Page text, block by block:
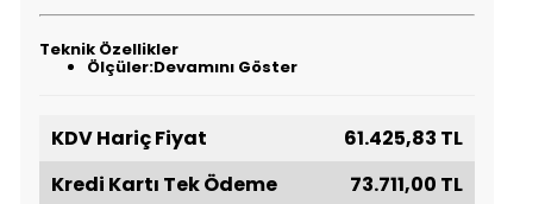
Teknik Özellikler
Ölçüler:Devamını Göster
KDV Hariç Fiyat
61.425,83 TL
Kredi Kartı Tek Ödeme
73.711,00 TL